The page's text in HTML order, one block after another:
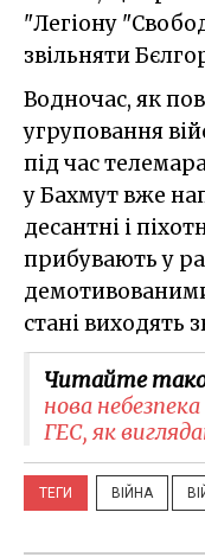
"Легіону
звільняти
Водночас, як
угруповання
під час
у Бахмут вже
десантні і
прибувають у
стані виходять
Читайте
нова небезпека
ГЕС, як
ТЕГИ ВІЙНА